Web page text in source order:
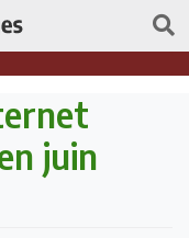
juin